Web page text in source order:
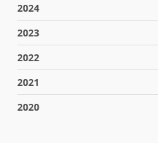
2024
2023
2022
2021
2020